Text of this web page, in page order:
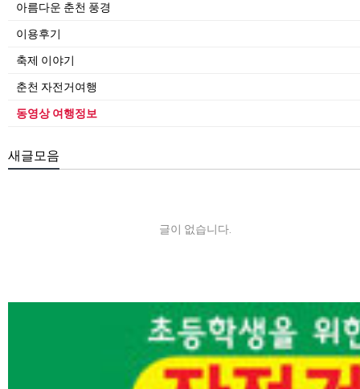
아름다운 춘천 풍경
이용후기
축제 이야기
춘천 자전거여행
동영상 여행정보
새글모음
글이 없습니다.